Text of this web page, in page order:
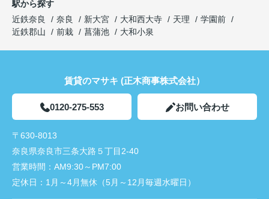
駅から探す
近鉄奈良
奈良 新大宮 大和西大寺 天理
学園前
近鉄郡山
前栽 菖蒲池 大和小泉
賃貸のマサキ (正木商事株式会社）
0120-275-553 お問い合わせ
〒630-8013
奈良県奈良市三条大路５丁目2-40
営業時間： AM9:30～PM7:00
定休日： 1月～4月無休（5月～12月毎週水曜日）